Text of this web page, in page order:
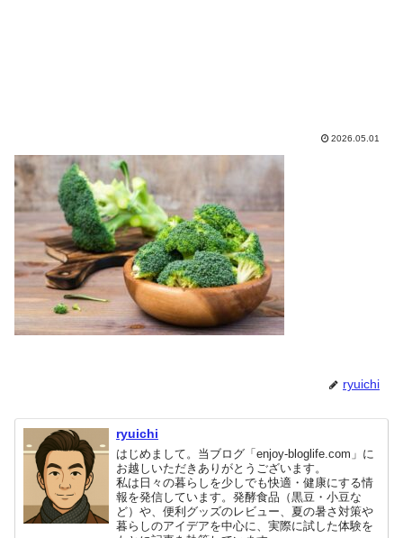
2026.05.01
ryuichi
ryuichi
はじめまして。当ブログ「enjoy-bloglife.com」に
お越しいただきありがとうございます。
私は日々の暮らしを少しでも快適・健康にする情
報を発信しています。発酵食品（黒豆・小豆な
ど）や、便利グッズのレビュー、夏の暑さ対策や
暮らしのアイデアを中心に、実際に試した体験を